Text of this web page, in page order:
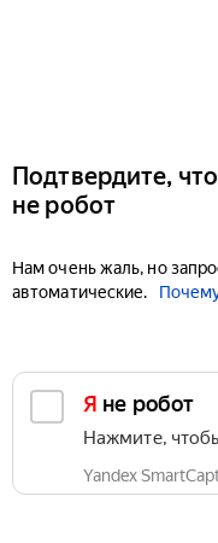
Подтвердите,
не робот
Нам очень жаль, но
автоматические.
Я не робот
Нажмите,
Yandex